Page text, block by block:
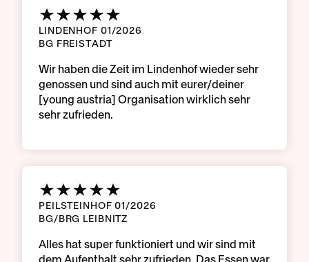
LINDENHOF 01/2026
BG FREISTADT
Wir haben die Zeit im Lindenhof wieder sehr
genossen und sind auch mit eurer/deiner
[young austria] Organisation wirklich sehr
sehr zufrieden.
PEILSTEINHOF 01/2026
BG/BRG LEIBNITZ
Alles hat super funktioniert und wir sind mit
dem Aufenthalt sehr zufrieden. Das Essen war